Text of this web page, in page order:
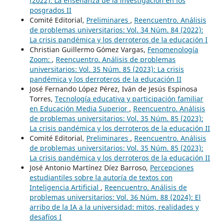
posgrados II
Comité Editorial, Preliminares , Reencuentro. Análisis
de problemas universitarios: Vol. 34 Núm. 84 (2022):
La crisis pandémica y los derroteros de la educación I
Christian Guillermo Gómez Vargas, Fenomenología
Zoom: , Reencuentro. Análisis de problemas
universitarios: Vol. 35 Núm. 85 (2023): La crisis
pandémica y los derroteros de la educación II
José Fernando López Pérez, Iván de Jesús Espinosa
Torres, Tecnología educativa y participación familiar
en Educación Media Superior , Reencuentro. Análisis
de problemas universitarios: Vol. 35 Núm. 85 (2023):
La crisis pandémica y los derroteros de la educación II
Comité Editorial, Preliminares , Reencuentro. Análisis
de problemas universitarios: Vol. 35 Núm. 85 (2023):
La crisis pandémica y los derroteros de la educación II
José Antonio Martínez Díez Barroso, Percepciones
estudiantiles sobre la autoría de textos con
Inteligencia Artificial , Reencuentro. Análisis de
problemas universitarios: Vol. 36 Núm. 88 (2024): El
arribo de la IA a la universidad: mitos, realidades y
desafíos I